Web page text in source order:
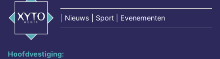
Nieuws | Sport | Evenementen
Hoofdvestiging: